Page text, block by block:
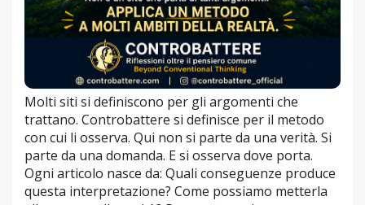
Molti siti si definiscono per gli argomenti che
trattano. Controbattere si definisce per il metodo
con cui li osserva. Qui non si parte da una verità. Si
parte da una domanda. E si osserva dove porta.
Ogni articolo nasce da: Quali conseguenze produce
questa interpretazione? Come possiamo metterla